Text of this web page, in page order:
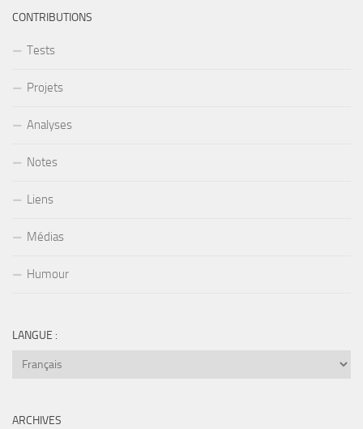
CONTRIBUTIONS
Tests
Projets
Analyses
Notes
Liens
Médias
Humour
LANGUE :
ARCHIVES